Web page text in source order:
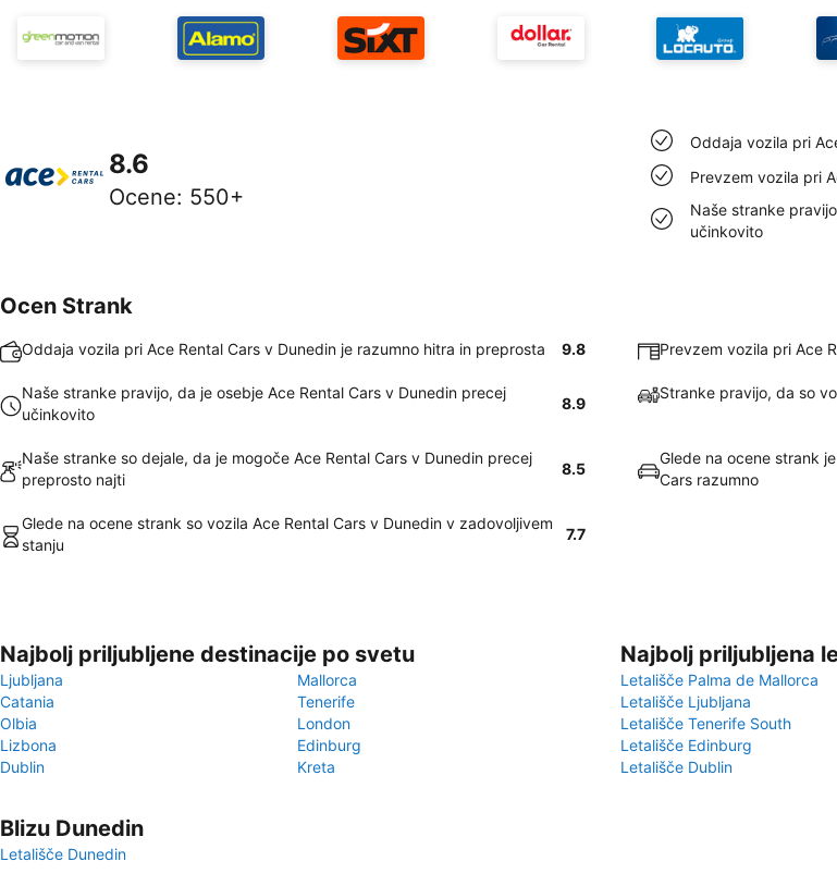
8.6
Ocene: 550+
Oddaja vozila pri
Prevzem vozila pri
Naše stranke
učinkovito
Ocen Strank
Oddaja vozila pri Ace Rental Cars v Dunedin je razumno hitra in preprosta 9.8 Prevzem vozila pri Ace
Naše stranke pravijo, da je osebje Ace Rental Cars v Dunedin precej
učinkovito
8.9
Stranke pravijo, da so
Naše stranke so dejale, da je mogoče Ace Rental Cars v Dunedin precej
preprosto najti
8.5
Glede na ocene strank
Cars razumno
Glede na ocene strank so vozila Ace Rental Cars v Dunedin v zadovoljivem
stanju
7.7
Najbolj priljubljene destinacije po svetu
Ljubljana
Mallorca
Catania
Tenerife
Olbia
London
Lizbona
Edinburg
Dublin
Kreta
Najbolj priljubljena
Letališče Palma de Mallorca
Letališče Ljubljana
Letališče Tenerife South
Letališče Edinburg
Letališče Dublin
Blizu Dunedin
Letališče Dunedin